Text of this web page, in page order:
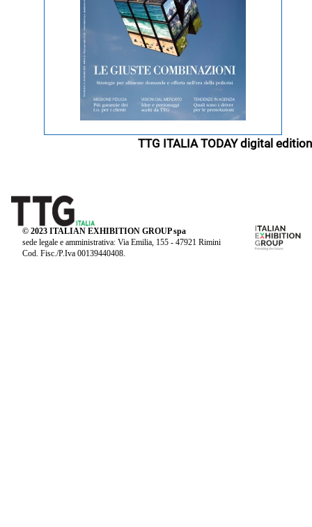
TTG ITALIA TODAY digital edition
© 2023 ITALIAN EXHIBITION GROUP spa
sede legale e amministrativa: Via Emilia, 155 - 47921 Rimini
Cod. Fisc./P.Iva 00139440408.